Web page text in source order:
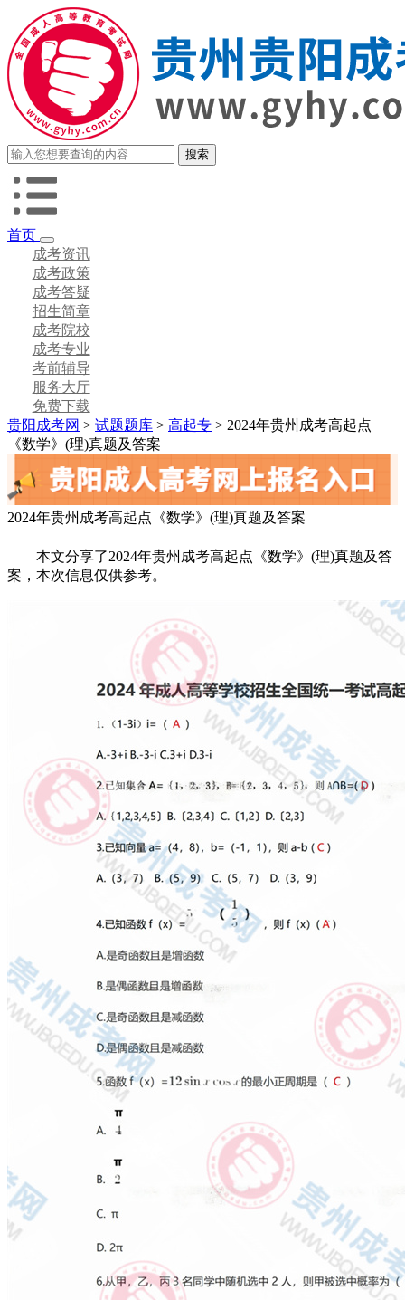
首页
成考资讯
成考政策
成考答疑
招生简章
成考院校
成考专业
考前辅导
服务大厅
免费下载
贵阳成考网 > 试题题库 > 高起专 > 2024年贵州成考高起点
《数学》(理)真题及答案
2024年贵州成考高起点《数学》(理)真题及答案
本文分享了2024年贵州成考高起点《数学》(理)真题及答
案，本次信息仅供参考。